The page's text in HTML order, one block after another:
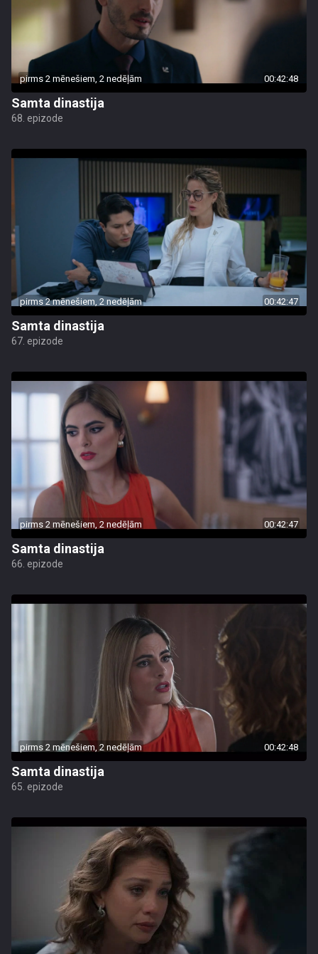
pirms 2 mēnešiem, 2 nedēļām 00:42:48
Samta dinastija
68. epizode
pirms 2 mēnešiem, 2 nedēļām 00:42:47
Samta dinastija
67. epizode
pirms 2 mēnešiem, 2 nedēļām 00:42:47
Samta dinastija
66. epizode
pirms 2 mēnešiem, 2 nedēļām 00:42:48
Samta dinastija
65. epizode